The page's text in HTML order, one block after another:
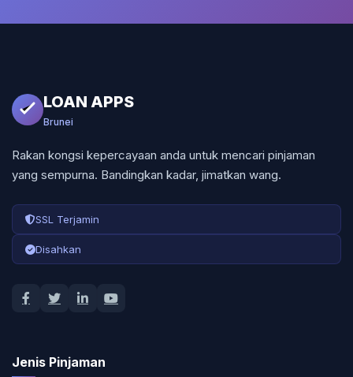
LOAN APPS
Brunei
Rakan kongsi kepercayaan anda untuk mencari pinjaman
yang sempurna. Bandingkan kadar, jimatkan wang.
SSL Terjamin
Disahkan
Jenis Pinjaman